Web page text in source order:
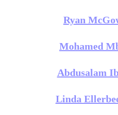
Ryan
Mohamed
Abdusalam
Linda